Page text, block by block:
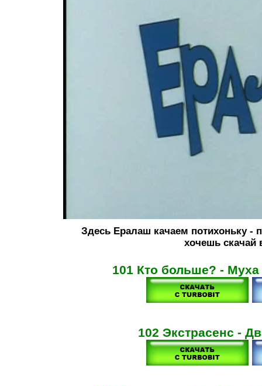
Здесь Ералаш качаем потихоньку -
хочешь скачай
101 Кто больше? -
102 Экстрасенс -